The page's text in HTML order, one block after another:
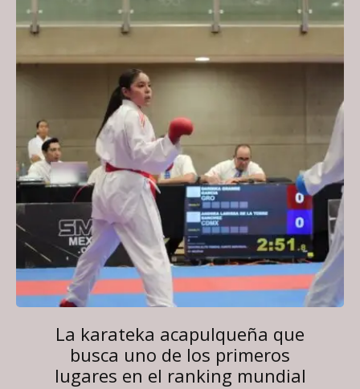
La karateka acapulqueña que
busca uno de los primeros
lugares en el ranking mundial